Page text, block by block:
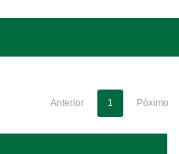
Anterior 1 Póximo